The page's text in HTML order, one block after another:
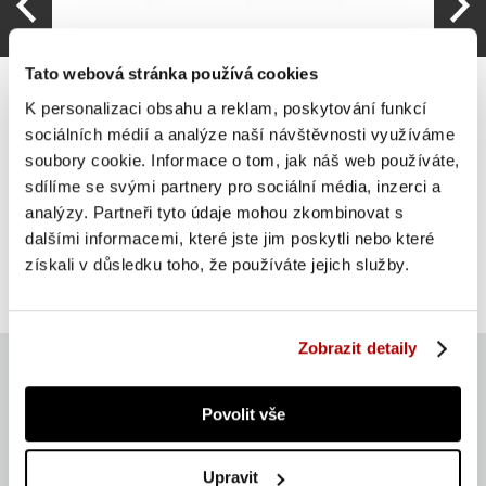
Tato webová stránka používá cookies
K personalizaci obsahu a reklam, poskytování funkcí
sociálních médií a analýze naší návštěvnosti využíváme
soubory cookie. Informace o tom, jak náš web používáte,
sdílíme se svými partnery pro sociální média, inzerci a
analýzy. Partneři tyto údaje mohou zkombinovat s
dalšími informacemi, které jste jim poskytli nebo které
získali v důsledku toho, že používáte jejich služby.
Zobrazit detaily
Povolit vše
Upravit
Gorilla Sports Meditační polštář, barva písku
582 Kč Do košíku
skladem
Aktuálně